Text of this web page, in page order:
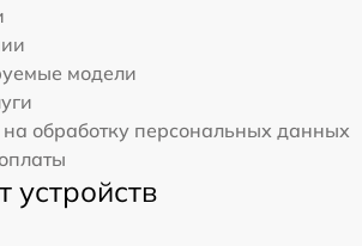
модели
на обработку персональных данных
устройств